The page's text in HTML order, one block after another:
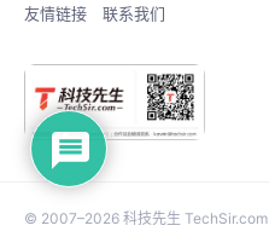
友情链接 联系我们
© 2007–2026 科技先生 TechSir.com